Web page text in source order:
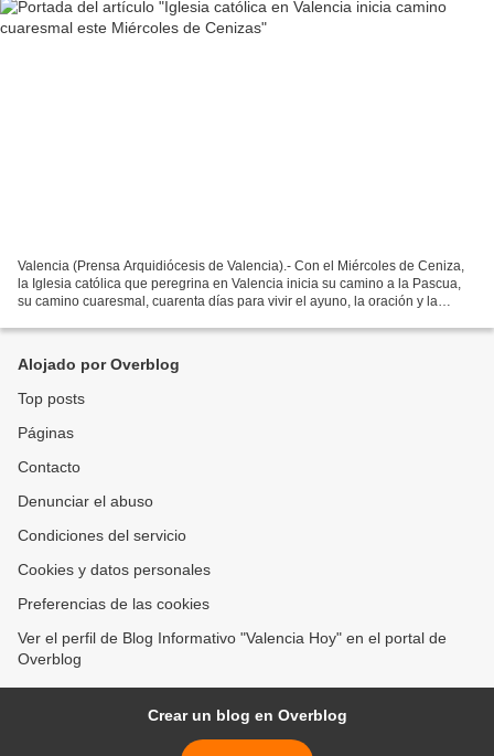
Valencia (Prensa Arquidiócesis de Valencia).- Con el Miércoles de Ceniza,
la Iglesia católica que peregrina en Valencia inicia su camino a la Pascua,
su camino cuaresmal, cuarenta días para vivir el ayuno, la oración y la
Alojado por Overblog
Top posts
Páginas
Contacto
Denunciar el abuso
Condiciones del servicio
Cookies y datos personales
Preferencias de las cookies
Ver el perfil de Blog Informativo "Valencia Hoy" en el portal de
Overblog
Crear un blog en Overblog